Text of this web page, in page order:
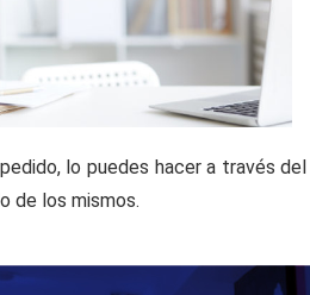
lo puedes hacer a través
de los mismos.